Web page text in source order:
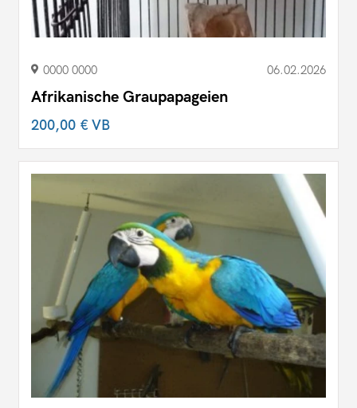
0000 0000 06.02.2026
Afrikanische Graupapageien
200,00 €VB